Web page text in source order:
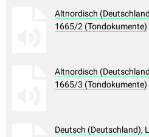
Altnordisch
1665/2 (Tondokumente)
Altnordisch
1665/3 (Tondokumente)
Deutsch (Deutschland),